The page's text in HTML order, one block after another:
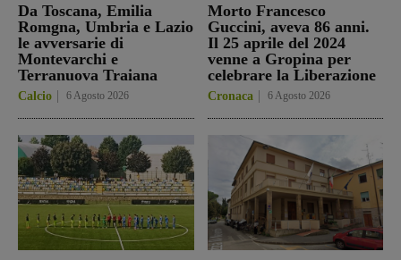
Da Toscana, Emilia
Romgna, Umbria e Lazio
le avversarie di
Montevarchi e
Terranuova Traiana
Calcio 6 Agosto 2026
Morto Francesco
Guccini, aveva 86 anni.
Il 25 aprile del 2024
venne a Gropina per
celebrare la Liberazione
Cronaca 6 Agosto 2026